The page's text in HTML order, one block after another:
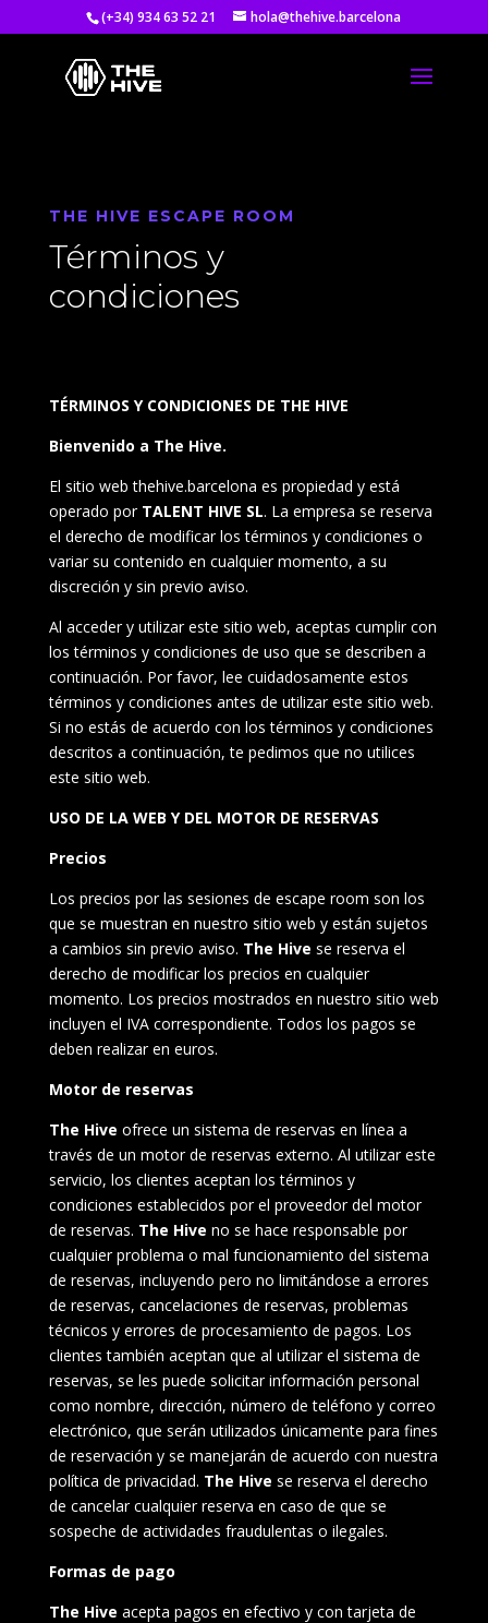
(+34) 934 63 52 21 hola@thehive.barcelona
THE HIVE ESCAPE ROOM
Términos y
condiciones
TÉRMINOS Y CONDICIONES DE THE HIVE
Bienvenido a The Hive.
El sitio web thehive.barcelona es propiedad y está
operado por TALENT HIVE SL. La empresa se reserva
el derecho de modificar los términos y condiciones o
variar su contenido en cualquier momento, a su
discreción y sin previo aviso.
Al acceder y utilizar este sitio web, aceptas cumplir con
los términos y condiciones de uso que se describen a
continuación. Por favor, lee cuidadosamente estos
términos y condiciones antes de utilizar este sitio web.
Si no estás de acuerdo con los términos y condiciones
descritos a continuación, te pedimos que no utilices
este sitio web.
USO DE LA WEB Y DEL MOTOR DE RESERVAS
Precios
Los precios por las sesiones de escape room son los
que se muestran en nuestro sitio web y están sujetos
a cambios sin previo aviso. The Hive se reserva el
derecho de modificar los precios en cualquier
momento. Los precios mostrados en nuestro sitio web
incluyen el IVA correspondiente. Todos los pagos se
deben realizar en euros.
Motor de reservas
The Hive ofrece un sistema de reservas en línea a
través de un motor de reservas externo. Al utilizar este
servicio, los clientes aceptan los términos y
condiciones establecidos por el proveedor del motor
de reservas. The Hive no se hace responsable por
cualquier problema o mal funcionamiento del sistema
de reservas, incluyendo pero no limitándose a errores
de reservas, cancelaciones de reservas, problemas
técnicos y errores de procesamiento de pagos. Los
clientes también aceptan que al utilizar el sistema de
reservas, se les puede solicitar información personal
como nombre, dirección, número de teléfono y correo
electrónico, que serán utilizados únicamente para fines
de reservación y se manejarán de acuerdo con nuestra
política de privacidad. The Hive se reserva el derecho
de cancelar cualquier reserva en caso de que se
sospeche de actividades fraudulentas o ilegales.
Formas de pago
The Hive acepta pagos en efectivo y con tarjeta de